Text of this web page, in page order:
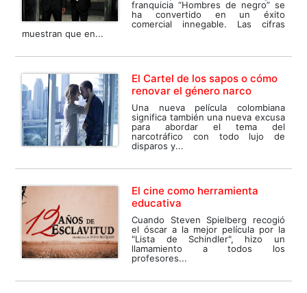
franquicia “Hombres de negro” se
ha convertido en un éxito
comercial innegable. Las cifras
muestran que en...
El Cartel de los sapos o cómo
renovar el género narco
Una nueva película colombiana
significa también una nueva excusa
para abordar el tema del
narcotráfico con todo lujo de
disparos y...
El cine como herramienta
educativa
Cuando Steven Spielberg recogió
el óscar a la mejor película por la
"Lista de Schindler", hizo un
llamamiento a todos los
profesores...